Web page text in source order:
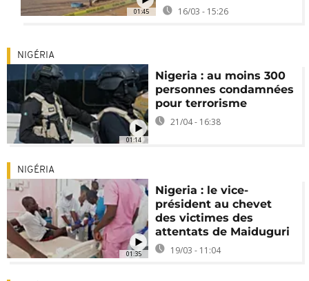
01:45 16/03 - 15:26
01:14
NIGÉRIA
Nigeria : au moins 300
personnes condamnées
pour terrorisme
21/04 - 16:38
01:35
NIGÉRIA
Nigeria : le vice-
président au chevet
des victimes des
attentats de Maiduguri
19/03 - 11:04